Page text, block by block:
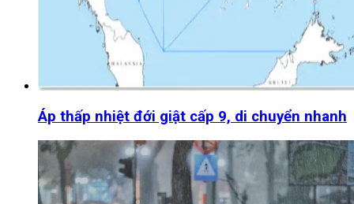
Áp thấp nhiệt đới giật cấp 9, di chuyển nhanh